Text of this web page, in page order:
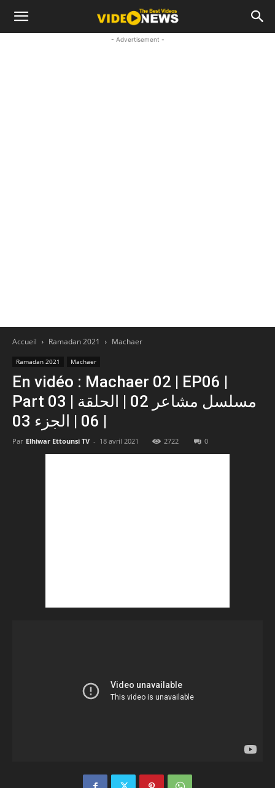
- Advertisement -
Accueil Ramadan 2021 Machaer
Ramadan 2021 Machaer
En vidéo : Machaer 02 | EP06 |
Part 03 | مسلسل مشاعر 02 | الحلقة
06 | الجزء 03 |
Par Elhiwar Ettounsi TV - 18 avril 2021 2722 0